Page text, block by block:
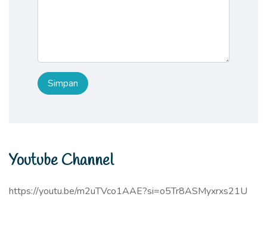
Youtube Channel
https://youtu.be/m2uTVco1AAE?si=o5Tr8ASMyxrxs21U